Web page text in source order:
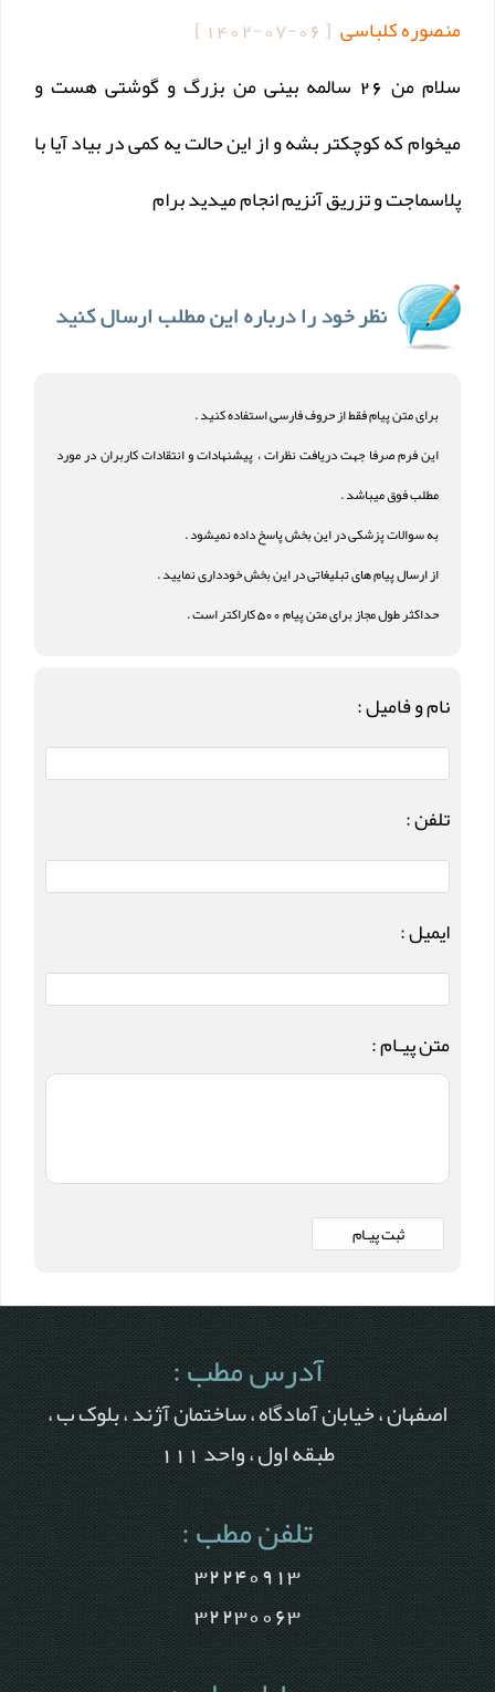
منصوره کلباسی [
1402-07-06
]
سلام من 26 سالمه بینی من بزرگ و گوشتی هست و
میخوام که کوچکتر بشه و از این حالت یه کمی در بیاد آیا با
پلاسماجت و تزریق آنزیم انجام میدید برام
برای متن پیام فقط از حروف فارسی استفاده کنید .
این فرم صرفا جهت دریافت نظرات ، پیشنهادات و انتقادات کاربران در مورد
مطلب فوق میباشد .
به سوالات پزشکی در این بخش پاسخ داده نمیشود .
از ارسال پیام های تبلیغاتی در این بخش خودداری نمایید .
حداکثر طول مجاز برای متن پیام 500 کاراکتر است .
نام و فامیل :
تلفن :
ایمیل :
متن پیـام :
آدرس مطب :
اصفهان ، خیابان آمادگاه ، ساختمان آژند ، بلوک ب ،
طبقه اول ، واحد 111
تلفن مطب :
32240913
32230063